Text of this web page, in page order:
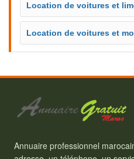
Location de voitures et
Location de voitures et
Annuaire professionnel